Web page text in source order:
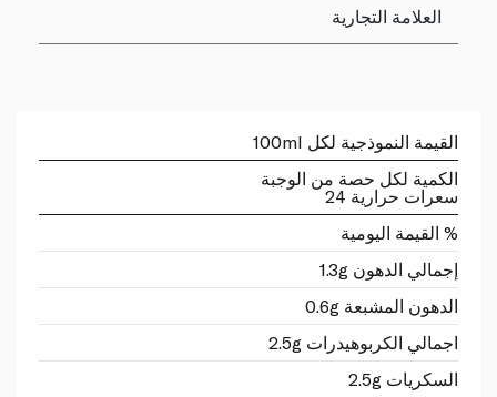
العلامة التجارية
القيمة النموذجية لكل 100ml
الكمية لكل حصة من الوجبة
سعرات حرارية 24
% القيمة اليومية
إجمالي الدهون 1.3g
الدهون المشبعة 0.6g
اجمالي الكربوهيدرات 2.5g
السكريات 2.5g